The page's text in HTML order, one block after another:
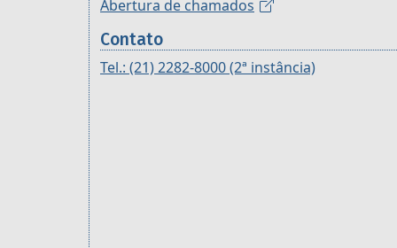
Abertura de chamados
Contato
Tel.: (21) 2282-8000 (2ª instância)